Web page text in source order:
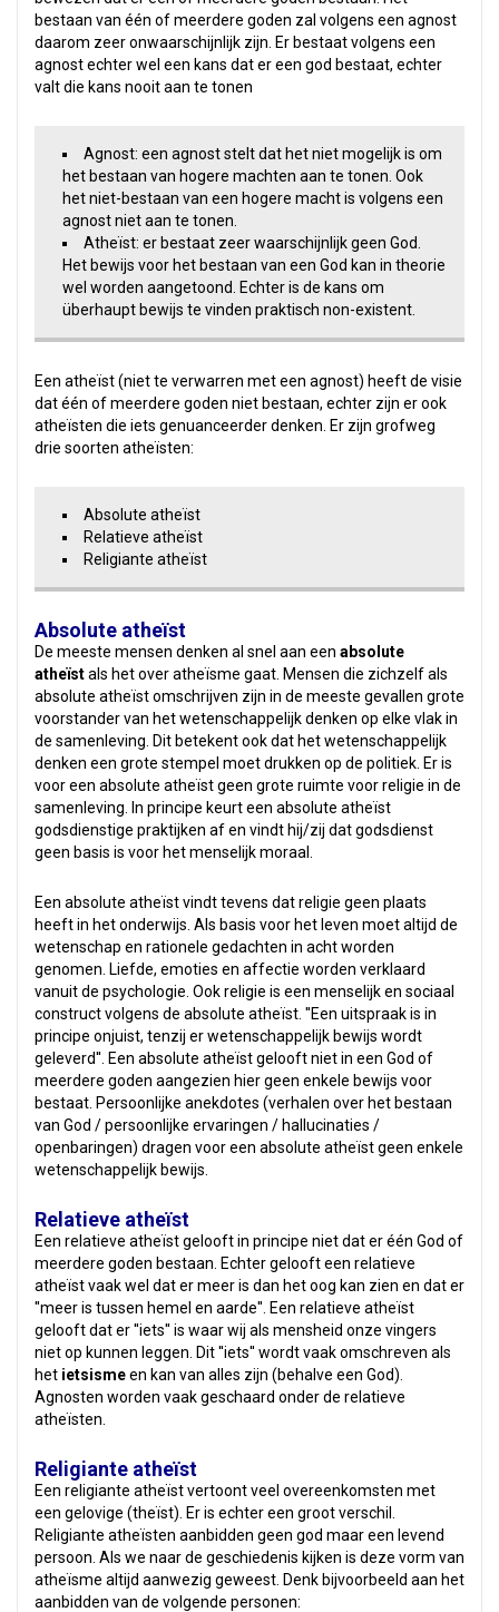
bestaan van één of meerdere goden zal volgens een agnost
daarom zeer onwaarschijnlijk zijn. Er bestaat volgens een
agnost echter wel een kans dat er een god bestaat, echter
valt die kans nooit aan te tonen
Agnost: een agnost stelt dat het niet mogelijk is om
het bestaan van hogere machten aan te tonen. Ook
het niet-bestaan van een hogere macht is volgens een
agnost niet aan te tonen.
Atheïst: er bestaat zeer waarschijnlijk geen God.
Het bewijs voor het bestaan van een God kan in theorie
wel worden aangetoond. Echter is de kans om
überhaupt bewijs te vinden praktisch non-existent.
Een atheïst (niet te verwarren met een agnost) heeft de visie
dat één of meerdere goden niet bestaan, echter zijn er ook
atheïsten die iets genuanceerder denken. Er zijn grofweg
drie soorten atheïsten:
Absolute atheïst
Relatieve atheïst
Religiante atheïst
Absolute atheïst
De meeste mensen denken al snel aan een absolute
atheïstals het over atheïsme gaat. Mensen die zichzelf als
absolute atheïst omschrijven zijn in de meeste gevallen grote
voorstander van het wetenschappelijk denken op elke vlak in
de samenleving. Dit betekent ook dat het wetenschappelijk
denken een grote stempel moet drukken op de politiek. Er is
voor een absolute atheïst geen grote ruimte voor religie in de
samenleving. In principe keurt een absolute atheïst
godsdienstige praktijken af en vindt hij/zij dat godsdienst
geen basis is voor het menselijk moraal.
Een absolute atheïst vindt tevens dat religie geen plaats
heeft in het onderwijs. Als basis voor het leven moet altijd de
wetenschap en rationele gedachten in acht worden
genomen. Liefde, emoties en affectie worden verklaard
vanuit de psychologie. Ook religie is een menselijk en sociaal
construct volgens de absolute atheïst. ''Een uitspraak is in
principe onjuist, tenzij er wetenschappelijk bewijs wordt
geleverd''. Een absolute atheïst gelooft niet in een God of
meerdere goden aangezien hier geen enkele bewijs voor
bestaat. Persoonlijke anekdotes (verhalen over het bestaan
van God / persoonlijke ervaringen / hallucinaties /
openbaringen) dragen voor een absolute atheïst geen enkele
wetenschappelijk bewijs.
Relatieve atheïst
Een relatieve atheïst gelooft in principe niet dat er één God of
meerdere goden bestaan. Echter gelooft een relatieve
atheïst vaak wel dat er meer is dan het oog kan zien en dat er
''meer is tussen hemel en aarde''. Een relatieve atheïst
gelooft dat er ''iets'' is waar wij als mensheid onze vingers
niet op kunnen leggen. Dit ''iets'' wordt vaak omschreven als
het ietsismeen kan van alles zijn (behalve een God).
Agnosten worden vaak geschaard onder de relatieve
atheïsten.
Religiante atheïst
Een religiante atheïst vertoont veel overeenkomsten met
een gelovige (theïst). Er is echter een groot verschil.
Religiante atheïsten aanbidden geen god maar een levend
persoon. Als we naar de geschiedenis kijken is deze vorm van
atheïsme altijd aanwezig geweest. Denk bijvoorbeeld aan het
aanbidden van de volgende personen: